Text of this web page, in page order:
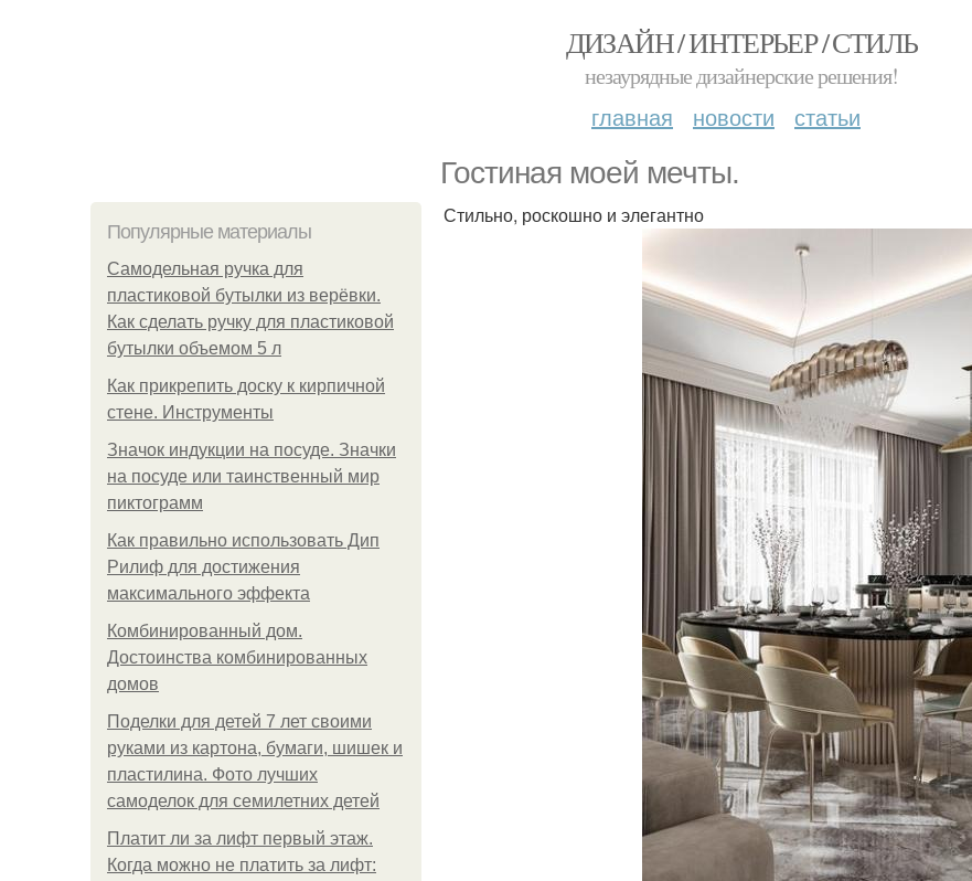
ДИЗАЙН / ИНТЕРЬЕР / СТИЛЬ
незаурядные дизайнерские решения!
главная новости статьи
Гостиная моей мечты.
Популярные материалы
Самодельная ручка для
пластиковой бутылки из верёвки.
Как сделать ручку для пластиковой
бутылки объемом 5 л
Как прикрепить доску к кирпичной
стене. Инструменты
Значок индукции на посуде. Значки
на посуде или таинственный мир
пиктограмм
Как правильно использовать Дип
Рилиф для достижения
максимального эффекта
Комбинированный дом.
Достоинства комбинированных
домов
Поделки для детей 7 лет своими
руками из картона, бумаги, шишек и
пластилина. Фото лучших
самоделок для семилетних детей
Платит ли за лифт первый этаж.
Когда можно не платить за лифт:
Стильно, роскошно и элегантно